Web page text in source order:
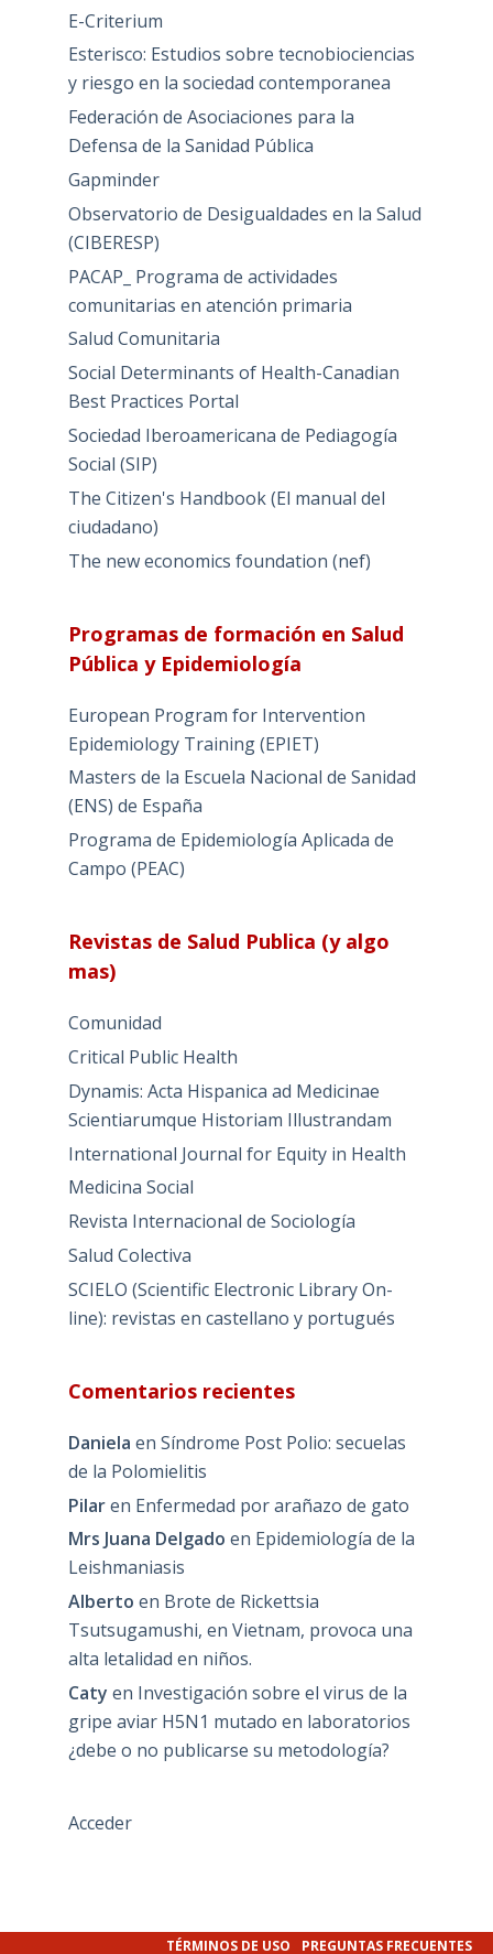
E-Criterium
Esterisco: Estudios sobre tecnobiociencias
y riesgo en la sociedad contemporanea
Federación de Asociaciones para la
Defensa de la Sanidad Pública
Gapminder
Observatorio de Desigualdades en la Salud
(CIBERESP)
PACAP_ Programa de actividades
comunitarias en atención primaria
Salud Comunitaria
Social Determinants of Health-Canadian
Best Practices Portal
Sociedad Iberoamericana de Pediagogía
Social (SIP)
The Citizen's Handbook (El manual del
ciudadano)
The new economics foundation (nef)
Programas de formación en Salud
Pública y Epidemiología
European Program for Intervention
Epidemiology Training (EPIET)
Masters de la Escuela Nacional de Sanidad
(ENS) de España
Programa de Epidemiología Aplicada de
Campo (PEAC)
Revistas de Salud Publica (y algo
mas)
Comunidad
Critical Public Health
Dynamis: Acta Hispanica ad Medicinae
Scientiarumque Historiam Illustrandam
International Journal for Equity in Health
Medicina Social
Revista Internacional de Sociología
Salud Colectiva
SCIELO (Scientific Electronic Library On-
line): revistas en castellano y portugués
Comentarios recientes
Daniela en Síndrome Post Polio: secuelas
de la Polomielitis
Pilaren Enfermedad por arañazo de gato
Mrs Juana Delgado en Epidemiología de la
Leishmaniasis
Alberto en Brote de Rickettsia
Tsutsugamushi, en Vietnam, provoca una
alta letalidad en niños.
Caty en Investigación sobre el virus de la
gripe aviar H5N1 mutado en laboratorios
¿debe o no publicarse su metodología?
Acceder
TÉRMINOS DE USO PREGUNTAS FRECUENTES